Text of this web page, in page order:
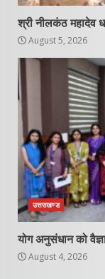
श्री नीलकंठ महादेव
August 5, 2026
उत्तराखण्ड
योग अनुसंधान को
August 4, 2026